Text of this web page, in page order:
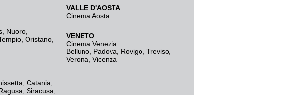
Nuoro
Oristano
Catania
Siracusa
VALLE D'AOSTA
Cinema Aosta
VENETO
Cinema Venezia
Belluno Padova Rovigo Treviso
Verona Vicenza